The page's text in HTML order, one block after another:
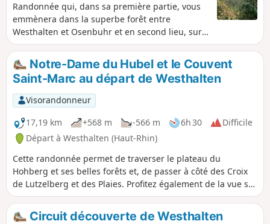
Randonnée qui, dans sa première partie, vous
emmènera dans la superbe forêt entre
Westhalten et Osenbuhr et en second lieu, sur
un balcon dominant les vignes de Pfaffenheim
et de Rouffach.
Notre-Dame du Hubel et le Couvent
Saint-Marc au départ de Westhalten
Visorandonneur
17,19 km
+568 m -566 m 6h 30
Difficile
Départ à Westhalten (Haut-Rhin)
Cette randonnée permet de traverser le plateau du
Hohberg et ses belles forêts et, de passer à côté des Croix
de Lutzelberg et des Plaies. Profitez également de la vue sur
la plaine avant Notre-Dame du Hubel et de la beauté de la
forêt dans le plateau du Hohberg.
Circuit découverte de Westhalten